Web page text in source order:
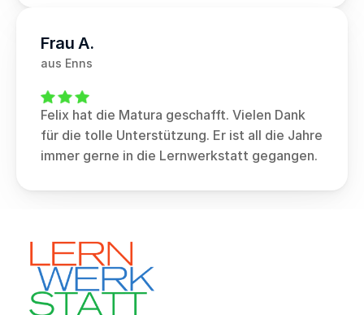
Frau A.
aus Enns
Felix hat die Matura geschafft. Vielen Dank
für die tolle Unterstützung. Er ist all die Jahre
immer gerne in die Lernwerkstatt gegangen.